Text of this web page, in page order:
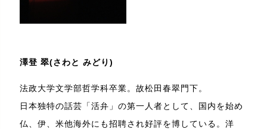
澤登 翠(さわと みどり)
法政大学文学部哲学科卒業。故松田春翠門下。
日本独特の話芸「活弁」の第一人者として、国内を始め
仏、伊、米他海外にも招聘され好評を博している。洋